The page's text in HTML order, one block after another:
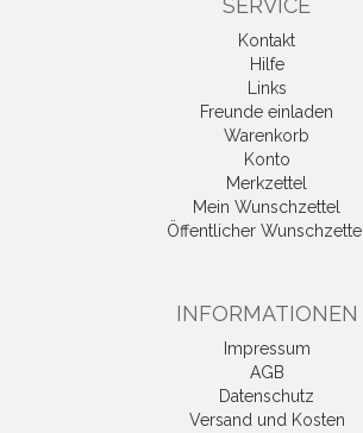
SERVICE
Kontakt
Hilfe
Links
Freunde einladen
Warenkorb
Konto
Merkzettel
Mein Wunschzettel
Öffentlicher Wunschzettel
INFORMATIONEN
Impressum
AGB
Datenschutz
Versand und Kosten